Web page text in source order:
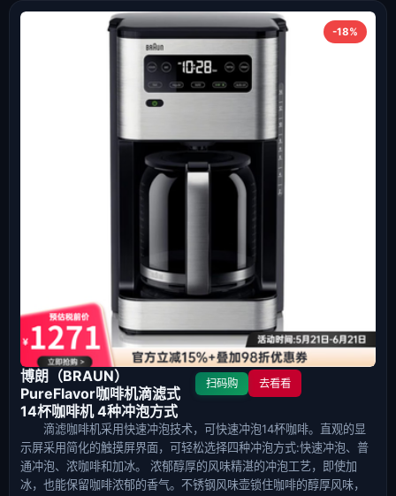
-18%
博朗（BRAUN）
PureFlavor咖啡机滴滤式
14杯咖啡机 4种冲泡方式
扫码购 去看看
滴滤咖啡机采用快速冲泡技术，可快速冲泡14杯咖啡。直观的显
示屏采用简化的触摸屏界面，可轻松选择四种冲泡方式:快速冲泡、普
通冲泡、浓咖啡和加冰。 浓郁醇厚的风味精湛的冲泡工艺，即使加
冰，也能保留咖啡浓郁的香气。不锈钢风味壶锁住咖啡的醇厚风味，